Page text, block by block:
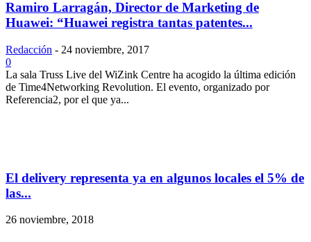
Ramiro Larragán, Director de Marketing de
Huawei: “Huawei registra tantas patentes...
Redacción - 24 noviembre, 2017
0
La sala Truss Live del WiZink Centre ha acogido la última edición
de Time4Networking Revolution. El evento, organizado por
Referencia2, por el que ya...
El delivery representa ya en algunos locales el 5% de
las...
26 noviembre, 2018